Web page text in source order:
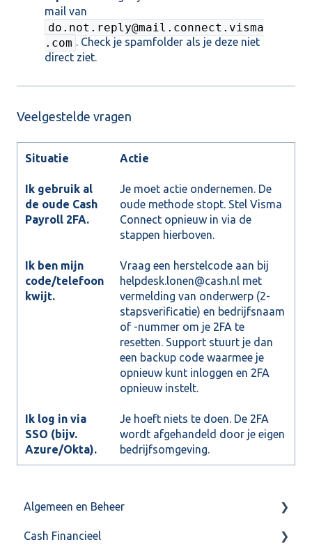
mail van
do.not.reply@mail.connect.visma
.com . Check je spamfolder als je deze niet
direct ziet.
Veelgestelde vragen
Situatie Actie
Ik gebruik al
de oude Cash
Payroll 2FA.
Je moet actie ondernemen. De
oude methode stopt. Stel Visma
Connect opnieuw in via de
stappen hierboven.
Ik ben mijn
code/telefoon
kwijt.
Vraag een herstelcode aan bij
helpdesk.lonen@cash.nl met
vermelding van onderwerp (2-
stapsverificatie) en bedrijfsnaam
of -nummer om je 2FA te
resetten. Support stuurt je dan
een backup code waarmee je
opnieuw kunt inloggen en 2FA
opnieuw instelt.
Ik log in via
SSO (bijv.
Azure/Okta).
Je hoeft niets te doen. De 2FA
wordt afgehandeld door je eigen
bedrijfsomgeving.
Algemeen en Beheer
Bank(koppeling)
Cash Financieel